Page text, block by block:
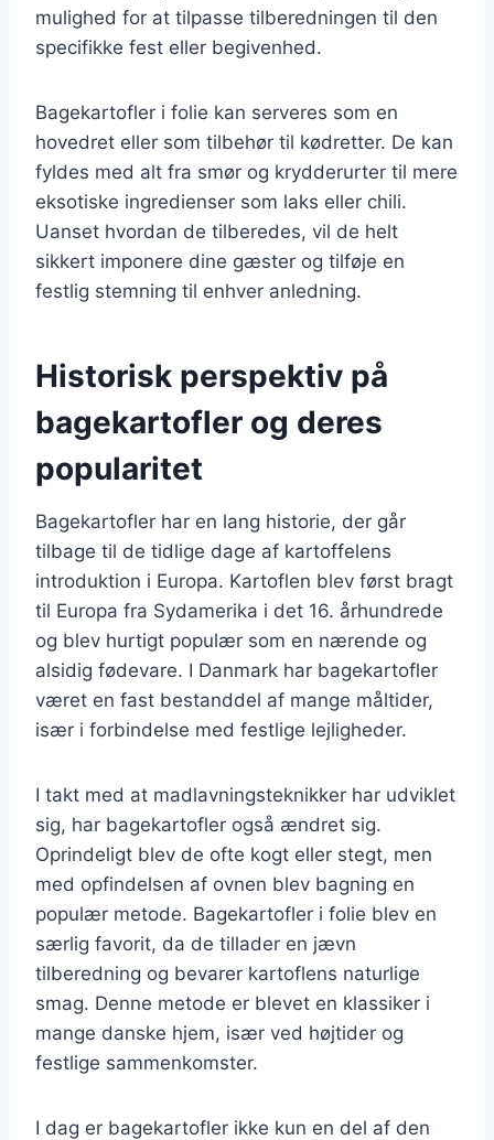
mulighed for at tilpasse tilberedningen til den
specifikke fest eller begivenhed.
Bagekartofler i folie kan serveres som en
hovedret eller som tilbehør til kødretter. De kan
fyldes med alt fra smør og krydderurter til mere
eksotiske ingredienser som laks eller chili.
Uanset hvordan de tilberedes, vil de helt
sikkert imponere dine gæster og tilføje en
festlig stemning til enhver anledning.
Historisk perspektiv på
bagekartofler og deres
popularitet
Bagekartofler har en lang historie, der går
tilbage til de tidlige dage af kartoffelens
introduktion i Europa. Kartoflen blev først bragt
til Europa fra Sydamerika i det 16. århundrede
og blev hurtigt populær som en nærende og
alsidig fødevare. I Danmark har bagekartofler
været en fast bestanddel af mange måltider,
især i forbindelse med festlige lejligheder.
I takt med at madlavningsteknikker har udviklet
sig, har bagekartofler også ændret sig.
Oprindeligt blev de ofte kogt eller stegt, men
med opfindelsen af ovnen blev bagning en
populær metode. Bagekartofler i folie blev en
særlig favorit, da de tillader en jævn
tilberedning og bevarer kartoflens naturlige
smag. Denne metode er blevet en klassiker i
mange danske hjem, især ved højtider og
festlige sammenkomster.
I dag er bagekartofler ikke kun en del af den